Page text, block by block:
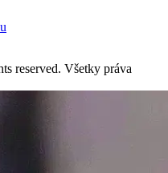
reserved. Všetky práva